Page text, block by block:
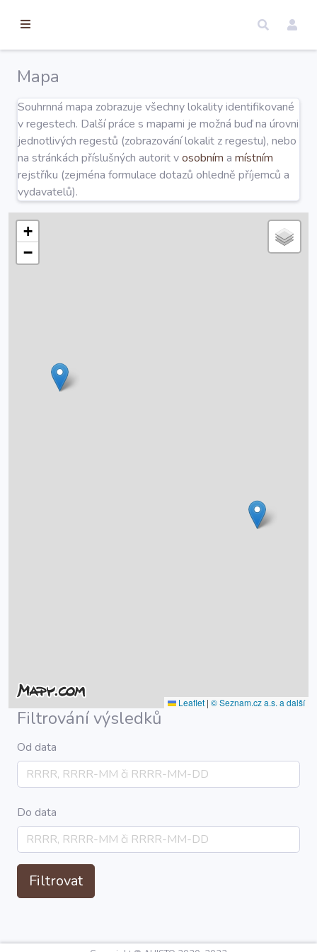
Úvod
Edice
Regesty
Hledat
Mapa
Souhrnná mapa zobrazuje všechny lokality identifikované
v regestech. Další práce s mapami je možná buď na úrovni
jednotlivých regestů (zobrazování lokalit z regestu), nebo
na stránkách příslušných autorit vosobním a místním
rejstříku (zejména formulace dotazů ohledně příjemců a
vydavatelů).
+
−
Leaflet | © Seznam.cz a.s. a další
Filtrování výsledků
Od data
Do data
Filtrovat